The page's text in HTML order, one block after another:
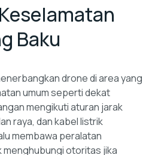
Baku
drone di area yang
umum seperti dekat
mengikuti aturan jarak
raya, dan kabel listrik
membawa peralatan
menghubungi otoritas jika